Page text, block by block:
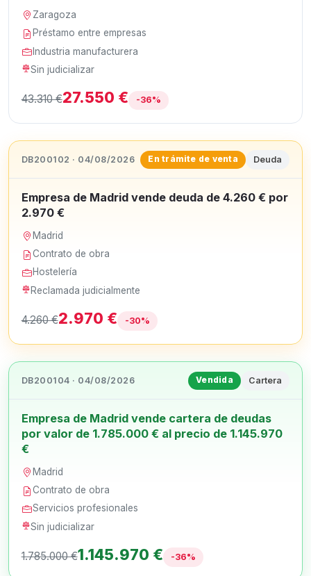
Zaragoza
Préstamo entre empresas
Industria manufacturera
Sin judicializar
43.310 €27.550 € -36%
DB200102 · 04/08/2026 En trámite de venta Deuda
Empresa de Madrid vende deuda de 4.260 € por
2.970 €
Madrid
Contrato de obra
Hostelería
Reclamada judicialmente
4.260 €2.970 € -30%
DB200104 · 04/08/2026 Vendida Cartera
Empresa de Madrid vende cartera de deudas
por valor de 1.785.000 € al precio de 1.145.970
€
Madrid
Contrato de obra
Servicios profesionales
Sin judicializar
1.785.000 €1.145.970 € -36%